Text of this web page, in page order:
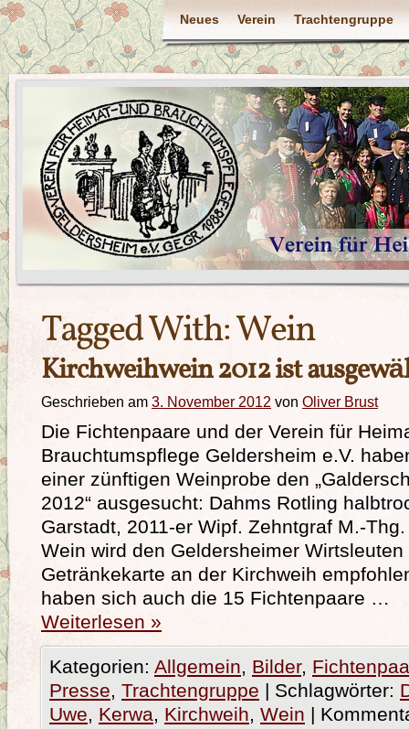
Neues Verein Trachtengruppe
Tagged With:Wein
Kirchweihwein 2012 ist
Geschrieben am 3. November 2012 von Oliver Brust
Die Fichtenpaare und der Verein für
Brauchtumspflege Geldersheim e.V.
einer zünftigen Weinprobe den
2012“ ausgesucht: Dahms Rotling
Garstadt, 2011-er Wipf. Zehntgraf M.-
Wein wird den Geldersheimer Wirtsleuten
Getränkekarte an der Kirchweih
haben sich auch die 15 Fichtenpaare …
Weiterlesen »
Kategorien: Allgemein, Bilder,
Presse, Trachtengruppe | Schlagwörter:
Uwe, Kerwa, Kirchweih, Wein |